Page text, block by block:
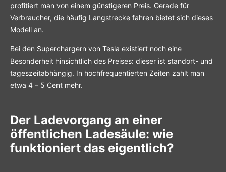
profitiert man von einem günstigeren Preis. Gerade für
Verbraucher, die häufig Langstrecke fahren bietet sich dieses
Modell an.
Bei den Superchargern von Tesla existiert noch eine
Besonderheit hinsichtlich des Preises: dieser ist standort- und
tageszeitabhängig. In hochfrequentierten Zeiten zahlt man
etwa 4 – 5 Cent mehr.
Der Ladevorgang an einer
öffentlichen Ladesäule: wie
funktioniert das eigentlich?